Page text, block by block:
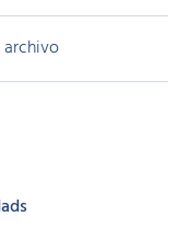
archivo